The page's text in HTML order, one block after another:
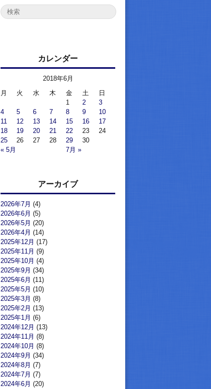
カレンダー
2018年6月
月
火 水 木 金 土 日
« 5月 7月 »
1 2
3
4
5 6 7 8 9
10
11
12 13 14 15 16
17
18
19 20 21 22 23
24
25
26 27 28 29 30
アーカイブ
2026年7月 (4)
2026年6月 (5)
2026年5月 (20)
2026年4月 (14)
2025年12月 (17)
2025年11月 (9)
2025年10月 (4)
2025年9月 (34)
2025年6月 (11)
2025年5月 (10)
2025年3月 (8)
2025年2月 (13)
2025年1月 (6)
2024年12月 (13)
2024年11月 (8)
2024年10月 (8)
2024年9月 (34)
2024年8月 (7)
2024年7月 (7)
2024年6月 (20)